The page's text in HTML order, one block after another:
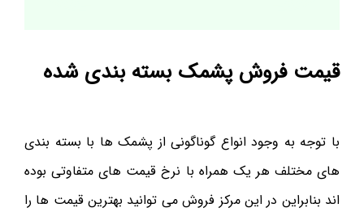
قیمت فروش پشمک بسته بندی شده
با توجه به وجود انواع گوناگونی از پشمک ها با بسته بندی
های مختلف هر یک همراه با نرخ قیمت های متفاوتی بوده
اند بنابراین در این مرکز فروش می توانید بهترین قیمت ها را